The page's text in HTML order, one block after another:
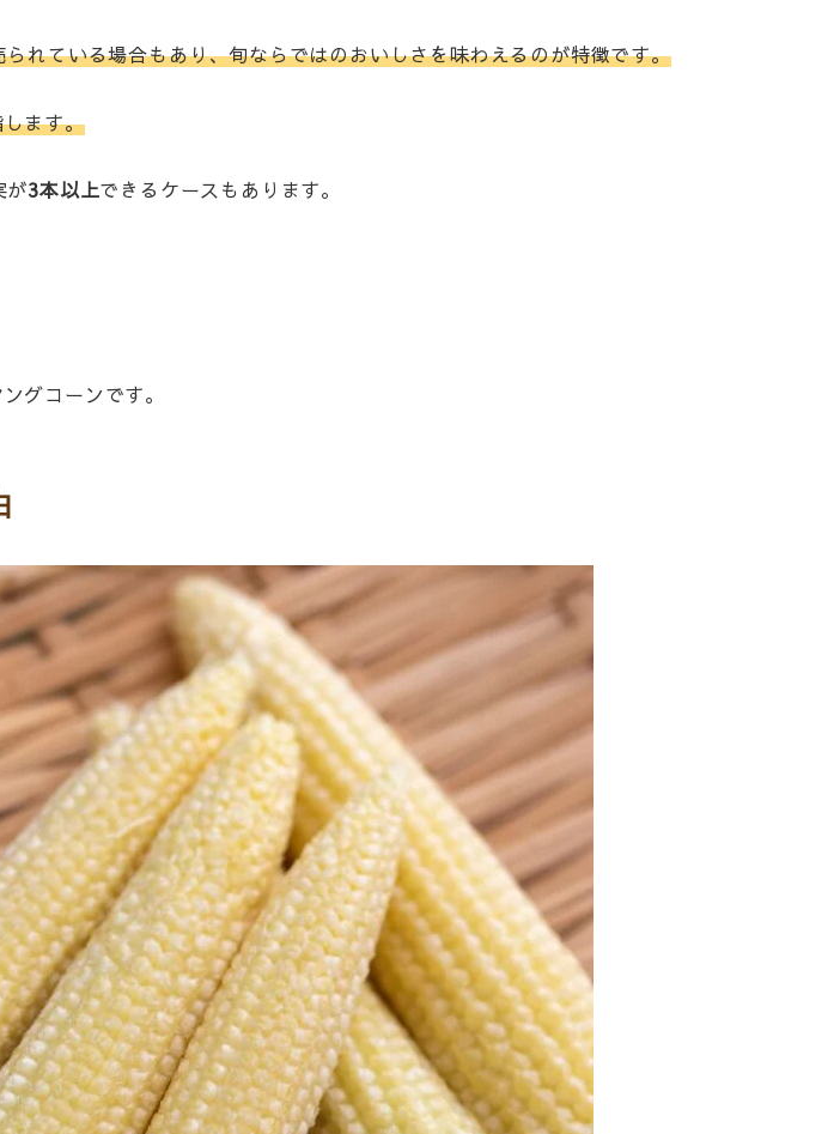
れている場合もあり、旬ならではのおいしさを味わえるのが特徴です。
ます。
が3本以上できるケースもあります。
グコーンです。